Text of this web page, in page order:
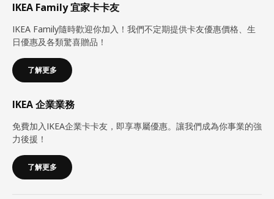
IKEA Family 宜家卡卡友
IKEA Family隨時歡迎你加入！我們不定期提供卡友優惠價格、生
日優惠及各類驚喜贈品！
了解更多
IKEA 企業業務
免費加入IKEA企業卡卡友，即享專屬優惠。讓我們成為你事業的強
力後援！
了解更多